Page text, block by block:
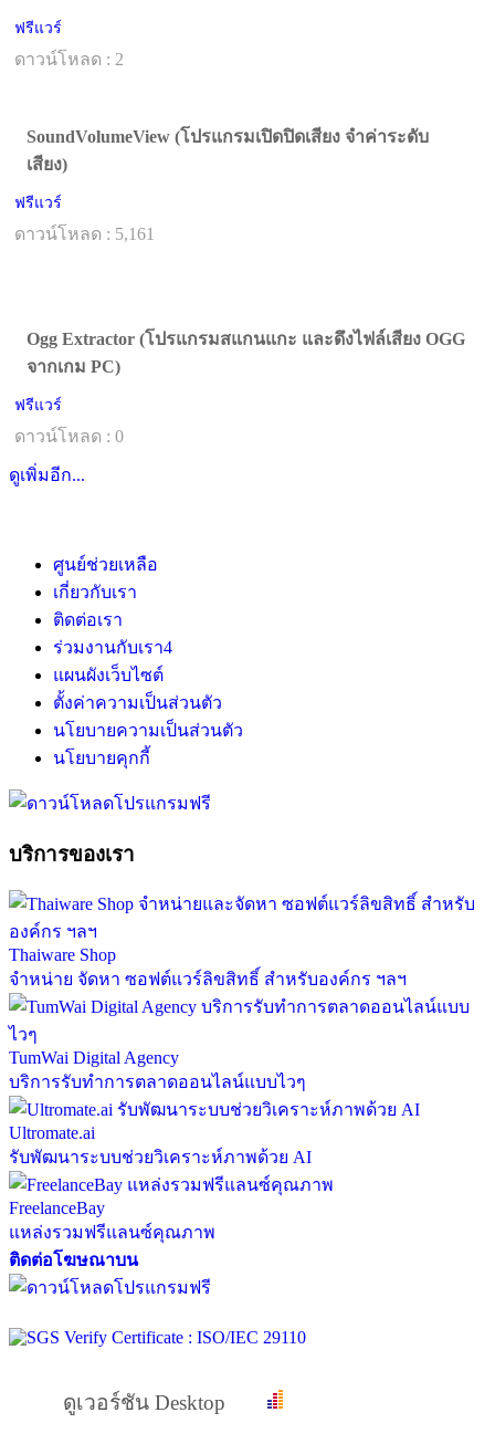
ฟรีแวร์
ดาวน์โหลด : 2
SoundVolumeView (โปรแกรมเปิดปิดเสียง จำค่าระดับ
เสียง)
ฟรีแวร์
ดาวน์โหลด : 5,161
Ogg Extractor (โปรแกรมสแกนแกะ และดึงไฟล์เสียง OGG
จากเกม PC)
ฟรีแวร์
ดาวน์โหลด : 0
ดูเพิ่มอีก...
ศูนย์ช่วยเหลือ
เกี่ยวกับเรา
ติดต่อเรา
ร่วมงานกับเรา4
แผนผังเว็บไซต์
ตั้งค่าความเป็นส่วนตัว
นโยบายความเป็นส่วนตัว
นโยบายคุกกี้
บริการของเรา
Thaiware Shop
จำหน่าย จัดหา ซอฟต์แวร์ลิขสิทธิ์ สำหรับองค์กร ฯลฯ
TumWai Digital Agency
บริการรับทำการตลาดออนไลน์แบบไวๆ
Ultromate.ai
รับพัฒนาระบบช่วยวิเคราะห์ภาพด้วย AI
FreelanceBay
แหล่งรวมฟรีแลนซ์คุณภาพ
ติดต่อโฆษณาบน
ดูเวอร์ชัน Desktop